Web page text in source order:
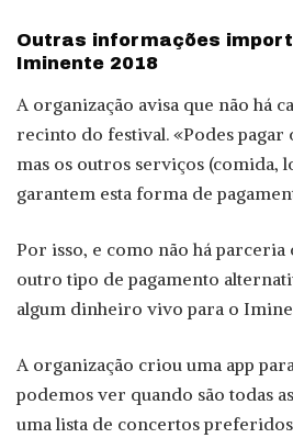
Outras informações
Iminente 2018
A organização avisa que não há
recinto do festival. «Podes pagar
mas os outros serviços (comida,
garantem esta forma de
Por isso, e como não há parceria
outro tipo de pagamento
algum dinheiro vivo para o
A organização criou uma app
podemos ver quando são todas
uma lista de concertos